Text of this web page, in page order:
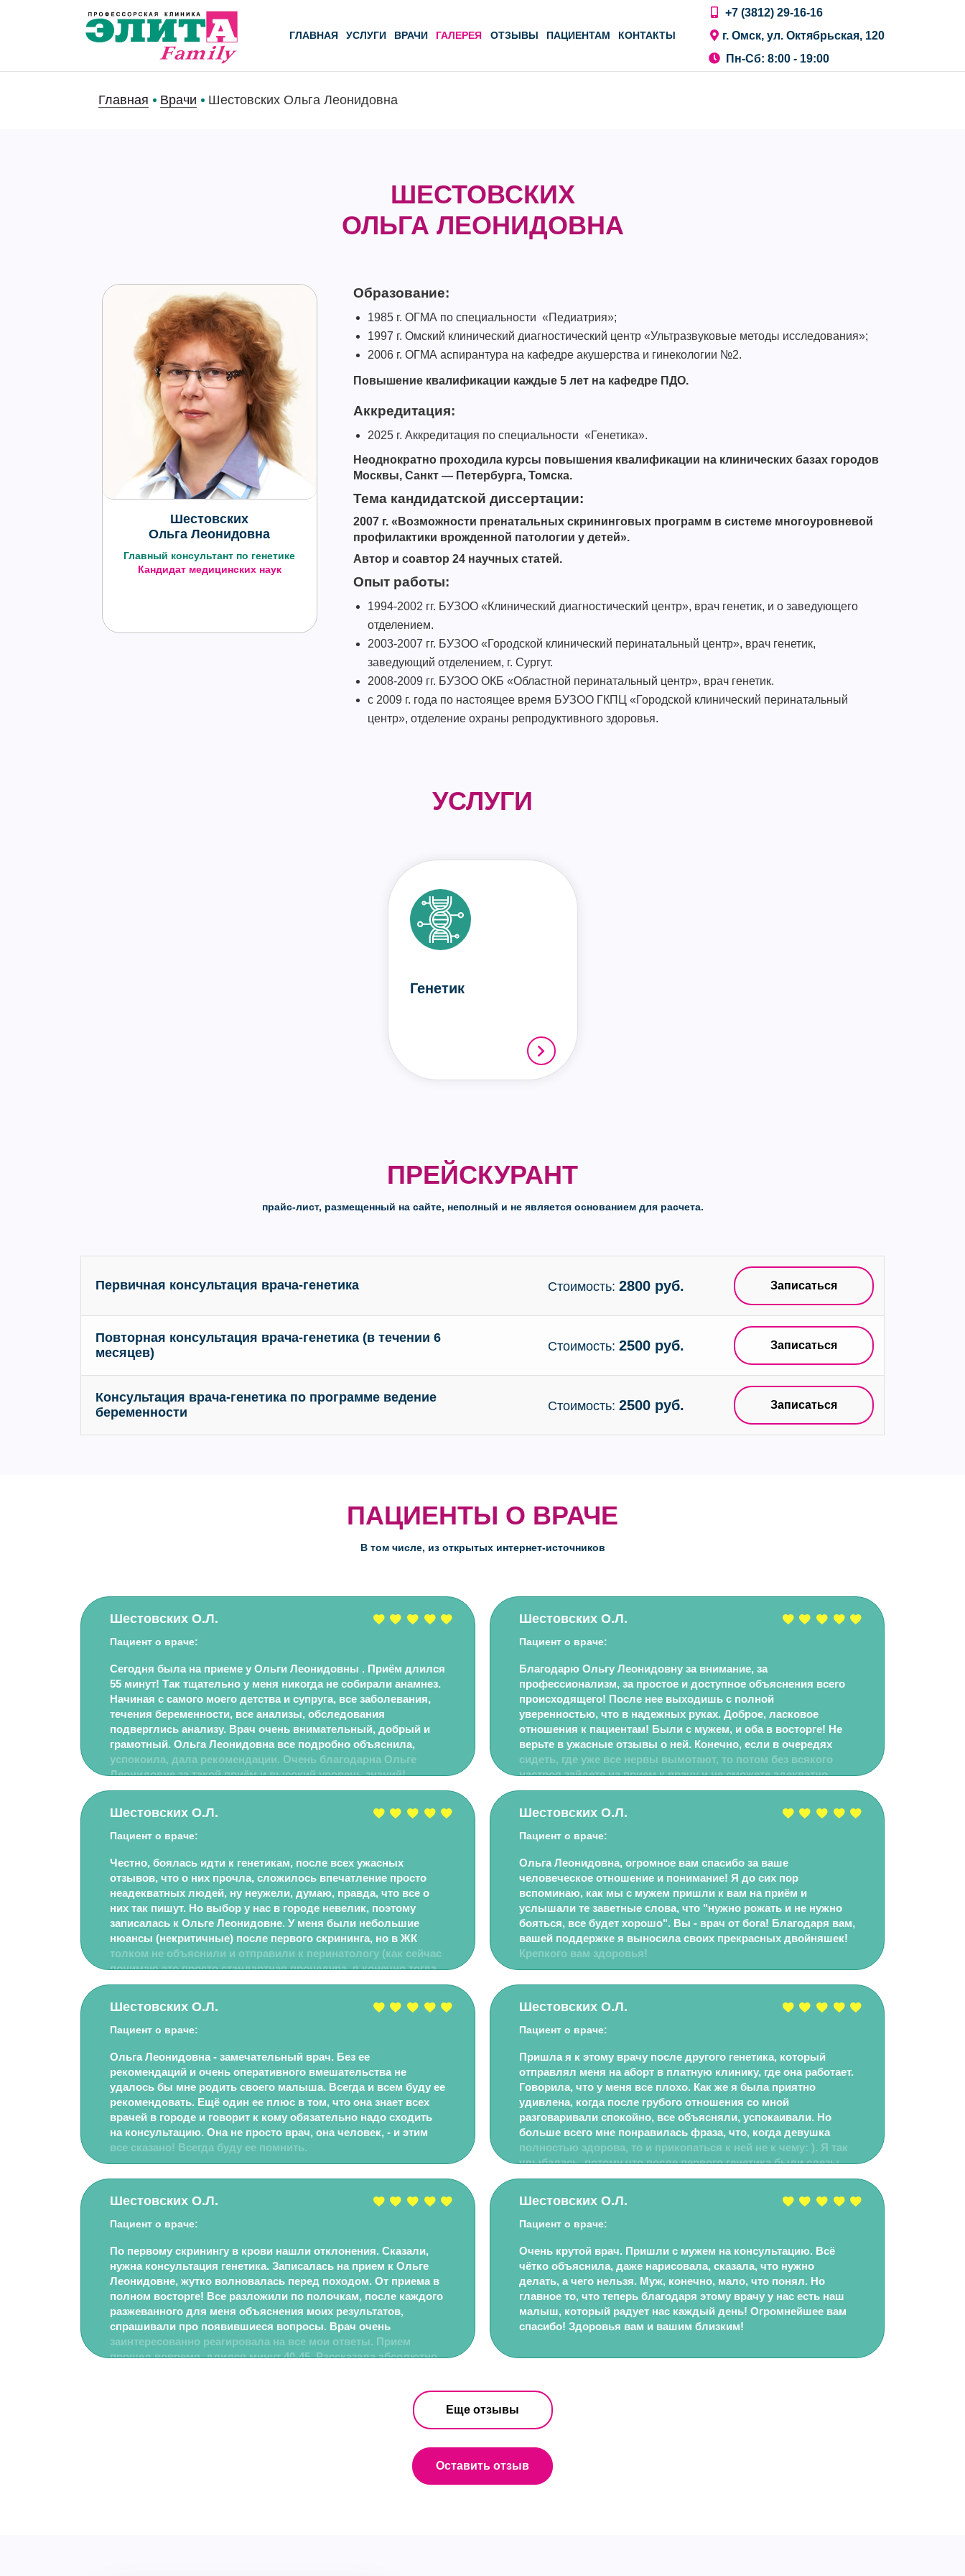
ГЛАВНАЯ УСЛУГИ ВРАЧИ ГАЛЕРЕЯ ОТЗЫВЫ ПАЦИЕНТАМ КОНТАКТЫ
+7 (3812) 29-16-16
г. Омск, ул. Октябрьская, 120
Пн-Сб: 8:00 - 19:00
Главная Врачи Шестовских Ольга Леонидовна
ШЕСТОВСКИХ
ОЛЬГА ЛЕОНИДОВНА
Шестовских
Ольга Леонидовна
Главный консультант по генетике
Кандидат медицинских наук
Образование:
1985 г. ОГМА по специальности «Педиатрия»;
1997 г. Омский клинический диагностический центр «Ультразвуковые методы исследования»;
2006 г. ОГМА аспирантура на кафедре акушерства и гинекологии №2.
Повышение квалификации каждые 5 лет на кафедре ПДО.
Аккредитация:
2025 г. Аккредитация по специальности «Генетика».
Неоднократно проходила курсы повышения квалификации на клинических базах городов
Москвы, Санкт — Петербурга, Томска.
Тема кандидатской диссертации:
2007 г. «Возможности пренатальных скрининговых программ в системе многоуровневой
профилактики врожденной патологии у детей».
Автор и соавтор 24 научных статей.
Опыт работы:
1994-2002 гг. БУЗОО «Клинический диагностический центр», врач генетик, и о заведующего
отделением.
2003-2007 гг. БУЗОО «Городской клинический перинатальный центр», врач генетик,
заведующий отделением, г. Сургут.
2008-2009 гг. БУЗОО ОКБ «Областной перинатальный центр», врач генетик.
с 2009 г. года по настоящее время БУЗОО ГКПЦ «Городской клинический перинатальный
центр», отделение охраны репродуктивного здоровья.
УСЛУГИ
Генетик
ПРЕЙСКУРАНТ
прайс-лист, размещенный на сайте, неполный и не является основанием для расчета.
Первичная консультация врача-генетика Стоимость: 2800 руб. Записаться
Повторная консультация врача-генетика (в течении 6
месяцев)
Стоимость: 2500 руб. Записаться
Консультация врача-генетика по программе ведение
беременности
Стоимость: 2500 руб. Записаться
ПАЦИЕНТЫ О ВРАЧЕ
В том числе, из открытых интернет-источников
Шестовских О.Л.
Пациент о враче:
Сегодня была на приеме у Ольги Леонидовны . Приём длился
55 минут! Так тщательно у меня никогда не собирали анамнез.
Начиная с самого моего детства и супруга, все заболевания,
течения беременности, все анализы, обследования
подверглись анализу. Врач очень внимательный, добрый и
грамотный. Ольга Леонидовна все подробно объяснила,
успокоила, дала рекомендации. Очень благодарна Ольге
Леонидовне за такой приём и высокий уровень знаний!
Шестовских О.Л.
Пациент о враче:
Благодарю Ольгу Леонидовну за внимание, за
профессионализм, за простое и доступное объяснения всего
происходящего! После нее выходишь с полной
уверенностью, что в надежных руках. Доброе, ласковое
отношения к пациентам! Были с мужем, и оба в восторге! Не
верьте в ужасные отзывы о ней. Конечно, если в очередях
сидеть, где уже все нервы вымотают, то потом без всякого
настроя зайдете на прием к врачу и не сможете адекватно
воспринимать информацию. За наш прием мы заплатили не
была полноценной - с вопросами и полными ответами!
Шестовских О.Л.
Пациент о враче:
Честно, боялась идти к генетикам, после всех ужасных
отзывов, что о них прочла, сложилось впечатление просто
неадекватных людей, ну неужели, думаю, правда, что все о
них так пишут. Но выбор у нас в городе невелик, поэтому
записалась к Ольге Леонидовне. У меня были небольшие
нюансы (некритичные) после первого скрининга, но в ЖК
толком не объяснили и отправили к перинатологу (как сейчас
понимаю это просто стандартная процедура, я конечно тогда
сильно испугалась). В итоге, были на консультации с мужем,
изучила все анализы и все объяснила. Тут пишут, что любит
запугивать, ну да, страшные истории она говорит, но это
точно будет. Нужно просто адекватно самой реагировать на
информацию.
Шестовских О.Л.
Пациент о враче:
Ольга Леонидовна, огромное вам спасибо за ваше
человеческое отношение и понимание! Я до сих пор
вспоминаю, как мы с мужем пришли к вам на приём и
услышали те заветные слова, что "нужно рожать и не нужно
бояться, все будет хорошо". Вы - врач от бога! Благодаря вам,
вашей поддержке я выносила своих прекрасных двойняшек!
Крепкого вам здоровья!
Шестовских О.Л.
Пациент о враче:
Ольга Леонидовна - замечательный врач. Без ее
рекомендаций и очень оперативного вмешательства не
удалось бы мне родить своего малыша. Всегда и всем буду ее
рекомендовать. Ещё один ее плюс в том, что она знает всех
врачей в городе и говорит к кому обязательно надо сходить
на консультацию. Она не просто врач, она человек, - и этим
все сказано! Всегда буду ее помнить.
Шестовских О.Л.
Пациент о враче:
Пришла я к этому врачу после другого генетика, который
отправлял меня на аборт в платную клинику, где она работает.
Говорила, что у меня все плохо. Как же я была приятно
удивлена, когда после грубого отношения со мной
разговаривали спокойно, все объясняли, успокаивали. Но
больше всего мне понравилась фраза, что, когда девушка
полностью здорова, то и прикопаться к ней не к чему: ). Я так
улыбалась, потому что после первого генетика были слезы
около часа, а тут - такие слова. Сказала, что мы больше с ней
и нет у него никаких рисков: ). Спасибо Вам большое, доктор!
Вы меня успокоили, будем дальше расти и радовать маму: ).
Шестовских О.Л.
Пациент о враче:
По первому скринингу в крови нашли отклонения. Сказали,
нужна консультация генетика. Записалась на прием к Ольге
Леонидовне, жутко волновалась перед походом. От приема в
полном восторге! Все разложили по полочкам, после каждого
разжеванного для меня объяснения моих результатов,
спрашивали про появившиеся вопросы. Врач очень
заинтересованно реагировала на все мои ответы. Прием
прошел вовремя, длился минут 40-45. Рассказала абсолютно
беременность, чем за все походы в свою ЖК №2. Так что
огромное спасибо Ольге Леонидовне за мои успокоенные
Шестовских О.Л.
Пациент о враче:
Очень крутой врач. Пришли с мужем на консультацию. Всё
чётко объяснила, даже нарисовала, сказала, что нужно
делать, а чего нельзя. Муж, конечно, мало, что понял. Но
главное то, что теперь благодаря этому врачу у нас есть наш
малыш, который радует нас каждый день! Огромнейшее вам
спасибо! Здоровья вам и вашим близким!
Еще отзывы
Оставить отзыв